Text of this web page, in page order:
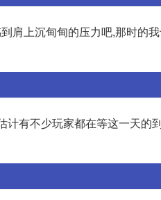
肩上沉甸甸的压力吧,那时的
有不少玩家都在等这一天的